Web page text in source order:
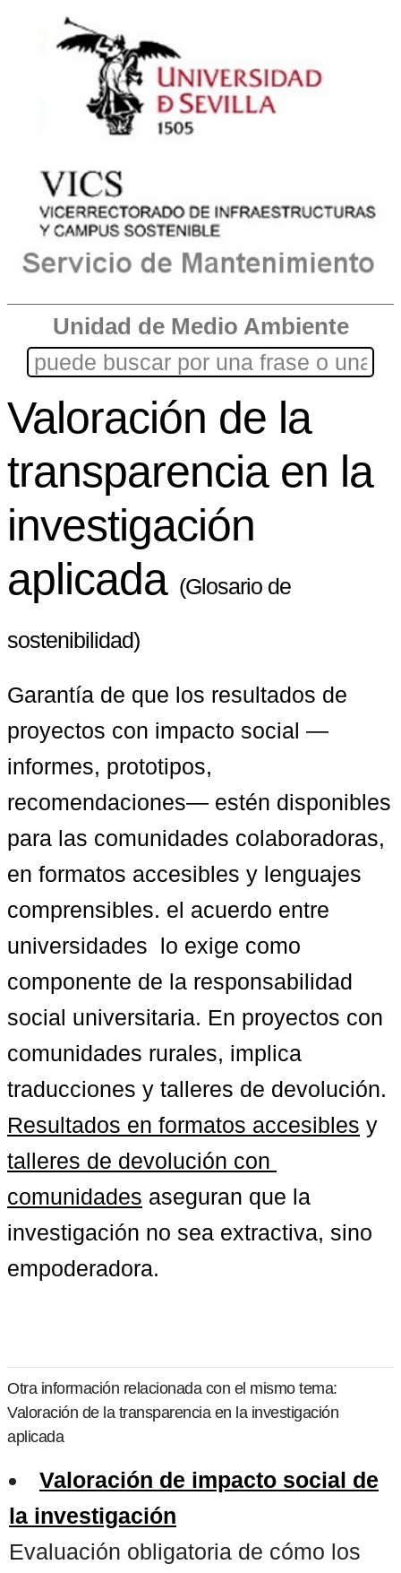
Unidad de Medio Ambiente
Valoración de la
transparencia en la
investigación
aplicada (Glosario de
sostenibilidad)
Garantía de que los resultados de
proyectos con impacto social —
informes, prototipos,
recomendaciones— estén disponibles
para las comunidades colaboradoras,
en formatos accesibles y lenguajes
comprensibles. el acuerdo entre
universidades  lo exige como
componente de la responsabilidad
social universitaria. En proyectos con
comunidades rurales, implica
Resultados en formatos accesibles
talleres de devolución con
comunidades aseguran que la
investigación no sea extractiva, sino
empoderadora.
Otra información relacionada con el mismo tema:
Valoración de la transparencia en la investigación
aplicada
Valoración de impacto social de
la investigación
Evaluación obligatoria de cómo los